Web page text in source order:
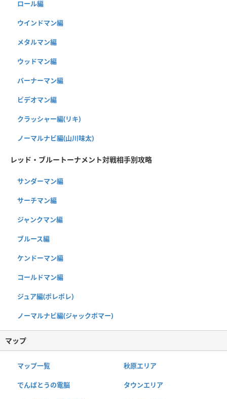
ロール編
ウインドマン編
メタルマン編
ウッドマン編
バーナーマン編
ビデオマン編
クラッシャー編(リキ)
ノーマルナビ編(山川味太)
レッド・ブルートーナメント対戦相手別攻略
サンダーマン編
サーチマン編
ジャンクマン編
ブルース編
ケンドーマン編
コールドマン編
ジュア編(ポレポレ)
ノーマルナビ編(ジャックボマー)
マップ
マップ一覧 秋原エリア
でんぱとうの電脳 タウンエリア